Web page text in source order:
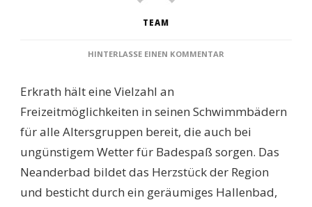
TEAM
HINTERLASSE EINEN KOMMENTAR
DIE
BESTEN
IN
IHRER
Erkrath hält eine Vielzahl an
Freizeitmöglichkeiten in seinen Schwimmbädern
für alle Altersgruppen bereit, die auch bei
ungünstigem Wetter für Badespaß sorgen. Das
Neanderbad bildet das Herzstück der Region
und besticht durch ein geräumiges Hallenbad,